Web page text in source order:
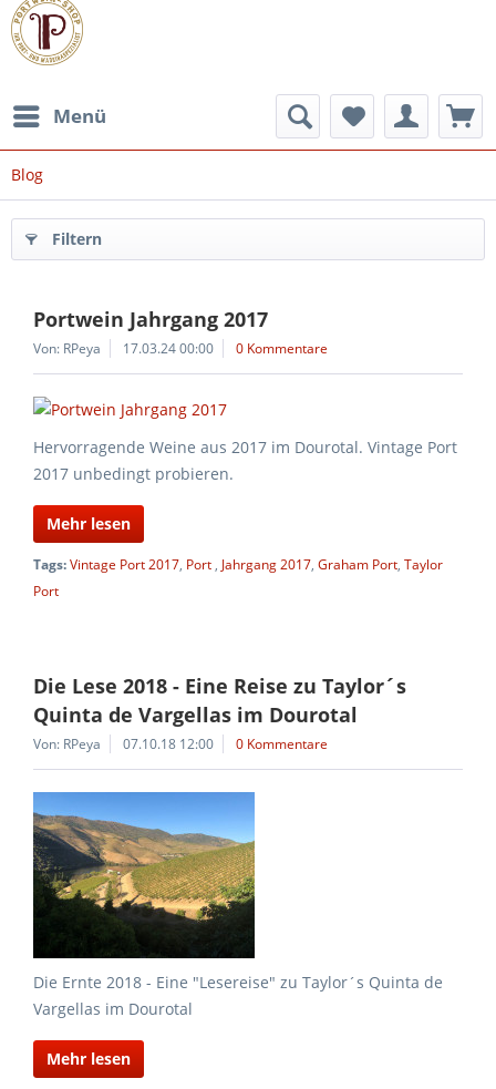
Menü
Blog
Filtern
Portwein Jahrgang 2017
Von: RPeya 17.03.24 00:00 0 Kommentare
Hervorragende Weine aus 2017 im Dourotal. Vintage Port
2017 unbedingt probieren.
Mehr lesen
Tags:Vintage Port 2017, Port , Jahrgang 2017, Graham Port, Taylor
Port
Die Lese 2018 - Eine Reise zu Taylor´s
Quinta de Vargellas im Dourotal
Von: RPeya 07.10.18 12:00 0 Kommentare
Die Ernte 2018 - Eine "Lesereise" zu Taylor´s Quinta de
Vargellas im Dourotal
Mehr lesen